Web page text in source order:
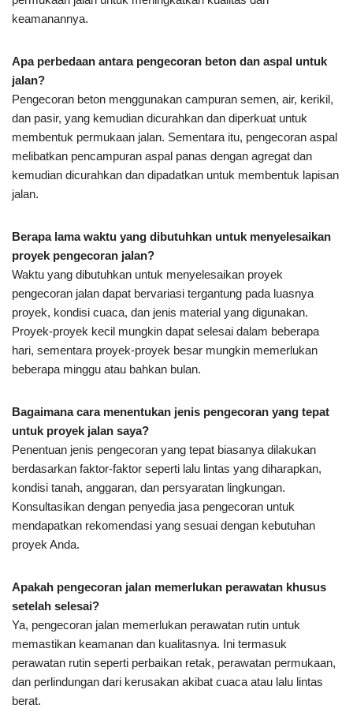
keamanannya.
Apa perbedaan antara pengecoran beton dan aspal untuk
jalan?
Pengecoran beton menggunakan campuran semen, air, kerikil,
dan pasir, yang kemudian dicurahkan dan diperkuat untuk
membentuk permukaan jalan. Sementara itu, pengecoran aspal
melibatkan pencampuran aspal panas dengan agregat dan
kemudian dicurahkan dan dipadatkan untuk membentuk lapisan
jalan.
Berapa lama waktu yang dibutuhkan untuk menyelesaikan
proyek pengecoran jalan?
Waktu yang dibutuhkan untuk menyelesaikan proyek
pengecoran jalan dapat bervariasi tergantung pada luasnya
proyek, kondisi cuaca, dan jenis material yang digunakan.
Proyek-proyek kecil mungkin dapat selesai dalam beberapa
hari, sementara proyek-proyek besar mungkin memerlukan
beberapa minggu atau bahkan bulan.
Bagaimana cara menentukan jenis pengecoran yang tepat
untuk proyek jalan saya?
Penentuan jenis pengecoran yang tepat biasanya dilakukan
berdasarkan faktor-faktor seperti lalu lintas yang diharapkan,
kondisi tanah, anggaran, dan persyaratan lingkungan.
Konsultasikan dengan penyedia jasa pengecoran untuk
mendapatkan rekomendasi yang sesuai dengan kebutuhan
proyek Anda.
Apakah pengecoran jalan memerlukan perawatan khusus
setelah selesai?
Ya, pengecoran jalan memerlukan perawatan rutin untuk
memastikan keamanan dan kualitasnya. Ini termasuk
perawatan rutin seperti perbaikan retak, perawatan permukaan,
dan perlindungan dari kerusakan akibat cuaca atau lalu lintas
berat.